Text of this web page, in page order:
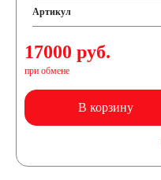
Артикул
17000 руб.
при обмене
В корзину